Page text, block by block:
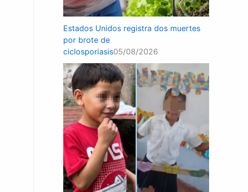
Estados Unidos registra dos muertes
por brote de
ciclosporiasis05/08/2026